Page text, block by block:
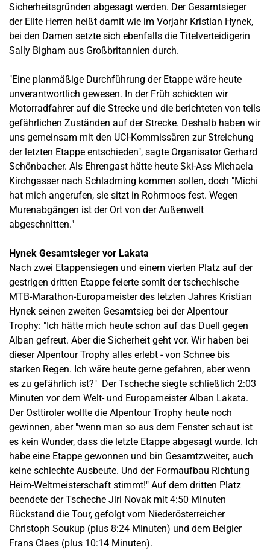
Sicherheitsgründen abgesagt werden. Der Gesamtsieger
der Elite Herren heißt damit wie im Vorjahr Kristian Hynek,
bei den Damen setzte sich ebenfalls die Titelverteidigerin
Sally Bigham aus Großbritannien durch.
"Eine planmäßige Durchführung der Etappe wäre heute
unverantwortlich gewesen. In der Früh schickten wir
Motorradfahrer auf die Strecke und die berichteten von teils
gefährlichen Zuständen auf der Strecke. Deshalb haben wir
uns gemeinsam mit den UCI-Kommissären zur Streichung
der letzten Etappe entschieden", sagte Organisator Gerhard
Schönbacher. Als Ehrengast hätte heute Ski-Ass Michaela
Kirchgasser nach Schladming kommen sollen, doch "Michi
hat mich angerufen, sie sitzt in Rohrmoos fest. Wegen
Murenabgängen ist der Ort von der Außenwelt
abgeschnitten."
Hynek Gesamtsieger vor Lakata
Nach zwei Etappensiegen und einem vierten Platz auf der
gestrigen dritten Etappe feierte somit der tschechische
MTB-Marathon-Europameister des letzten Jahres Kristian
Hynek seinen zweiten Gesamtsieg bei der Alpentour
Trophy: "Ich hätte mich heute schon auf das Duell gegen
Alban gefreut. Aber die Sicherheit geht vor. Wir haben bei
dieser Alpentour Trophy alles erlebt - von Schnee bis
starken Regen. Ich wäre heute gerne gefahren, aber wenn
es zu gefährlich ist?" Der Tscheche siegte schließlich 2:03
Minuten vor dem Welt- und Europameister Alban Lakata.
Der Osttiroler wollte die Alpentour Trophy heute noch
gewinnen, aber "wenn man so aus dem Fenster schaut ist
es kein Wunder, dass die letzte Etappe abgesagt wurde. Ich
habe eine Etappe gewonnen und bin Gesamtzweiter, auch
keine schlechte Ausbeute. Und der Formaufbau Richtung
Heim-Weltmeisterschaft stimmt!" Auf dem dritten Platz
beendete der Tscheche Jiri Novak mit 4:50 Minuten
Rückstand die Tour, gefolgt vom Niederösterreicher
Christoph Soukup (plus 8:24 Minuten) und dem Belgier
Frans Claes (plus 10:14 Minuten).